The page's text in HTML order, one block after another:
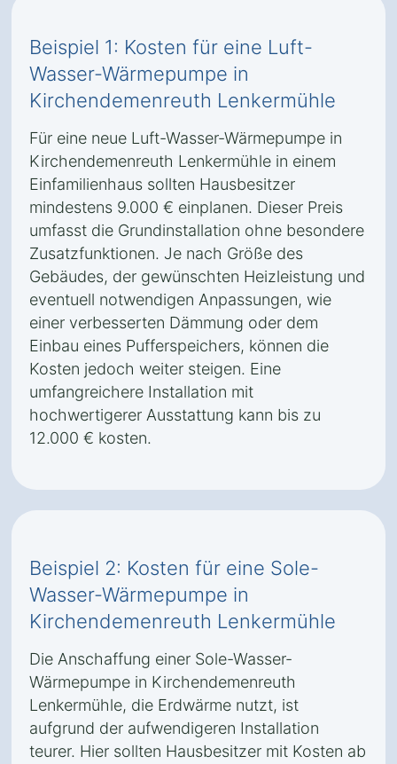
Beispiel 1: Kosten für eine Luft-
Wasser-Wärmepumpe in
Kirchendemenreuth Lenkermühle
Für eine neue Luft-Wasser-Wärmepumpe in
Kirchendemenreuth Lenkermühle in einem
Einfamilienhaus sollten Hausbesitzer
mindestens 9.000 € einplanen. Dieser Preis
umfasst die Grundinstallation ohne besondere
Zusatzfunktionen. Je nach Größe des
Gebäudes, der gewünschten Heizleistung und
eventuell notwendigen Anpassungen, wie
einer verbesserten Dämmung oder dem
Einbau eines Pufferspeichers, können die
Kosten jedoch weiter steigen. Eine
umfangreichere Installation mit
hochwertigerer Ausstattung kann bis zu
12.000 € kosten.
Beispiel 2: Kosten für eine Sole-
Wasser-Wärmepumpe in
Kirchendemenreuth Lenkermühle
Die Anschaffung einer Sole-Wasser-
Wärmepumpe in Kirchendemenreuth
Lenkermühle, die Erdwärme nutzt, ist
aufgrund der aufwendigeren Installation
teurer. Hier sollten Hausbesitzer mit Kosten ab